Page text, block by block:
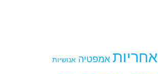
אחריות אמפטיה אנושיות